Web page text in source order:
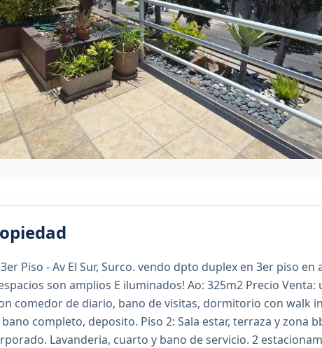
Piso - Av El Sur, Surco. vendo dpto duplex en 3er piso en
son amplios E iluminados! Ao: 325m2 Precio Venta:
comedor de diario, bano de visitas, dormitorio con walk
completo, deposito. Piso 2: Sala estar, terraza y zona
Lavanderia, cuarto y bano de servicio. 2